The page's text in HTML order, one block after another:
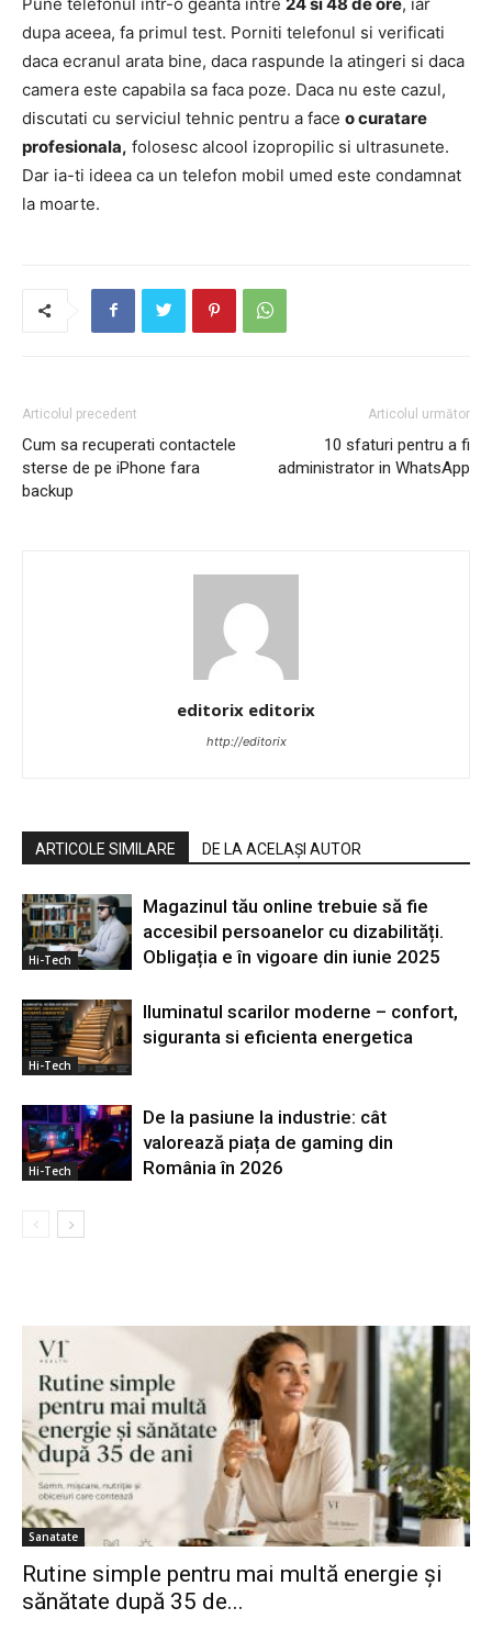
dupa aceea, fa primul test. Porniti telefonul si verificati
daca ecranul arata bine, daca raspunde la atingeri si daca
camera este capabila sa faca poze. Daca nu este cazul,
discutati cu serviciul tehnic pentru a face o curatare
profesionala, folosesc alcool izopropilic si ultrasunete.
Dar ia-ti ideea ca un telefon mobil umed este condamnat
la moarte.
Articolul precedent
Cum sa recuperati contactele
sterse de pe iPhone fara
backup
Articolul următor
10 sfaturi pentru a fi
administrator in WhatsApp
editorix editorix
http://editorix
ARTICOLE SIMILARE DE LA ACELAȘI AUTOR
Hi-Tech
Magazinul tău online trebuie să fie
accesibil persoanelor cu dizabilități.
Obligația e în vigoare din iunie 2025
Hi-Tech
Iluminatul scarilor moderne – confort,
siguranta si eficienta energetica
Hi-Tech
De la pasiune la industrie: cât
valorează piața de gaming din
România în 2026
Sanatate
Rutine simple pentru mai multă energie și
sănătate după 35 de...